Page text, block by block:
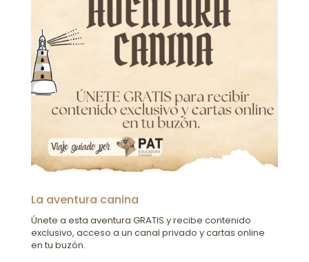
La aventura canina
Únete a esta aventura GRATIS y recibe contenido
exclusivo, acceso a un canal privado y cartas online
en tu buzón.